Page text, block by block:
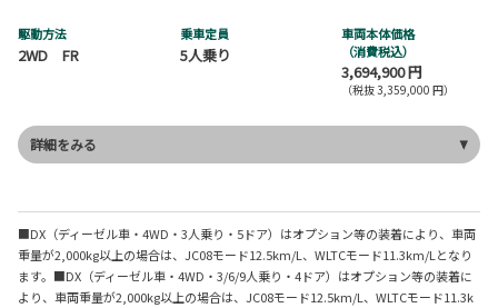
駆動方法
2WD FR
乗車定員
5人乗り
車両本体価格
（消費税込）
3,694,900 円
（税抜 3,359,000 円）
詳細をみる
■DX（ディーゼル車・4WD・3人乗り・5ドア）はオプション等の装着により、車両
重量が2,000kg以上の場合は、JC08モード12.5km/L、WLTCモード11.3km/Lとなり
ます。■DX（ディーゼル車・4WD・3/6/9人乗り・4ドア）はオプション等の装着に
より、車両重量が2,000kg以上の場合は、JC08モード12.5km/L、WLTCモード11.3k